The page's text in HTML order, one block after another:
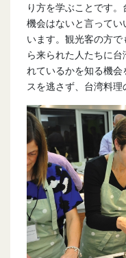
り方を学ぶことです
機会はないと言って
います。観光客の方
ら来られた人たちに
れているかを知る機
スを逃さず、台湾料理